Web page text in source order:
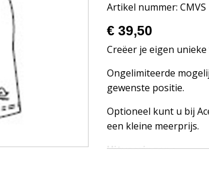
Artikel nummer: CMVS
€ 39,50
Creëer je eigen
Ongelimiteerde
gewenste positie.
Optioneel kunt u bij
een kleine meerprijs.
Uitvoeringen :